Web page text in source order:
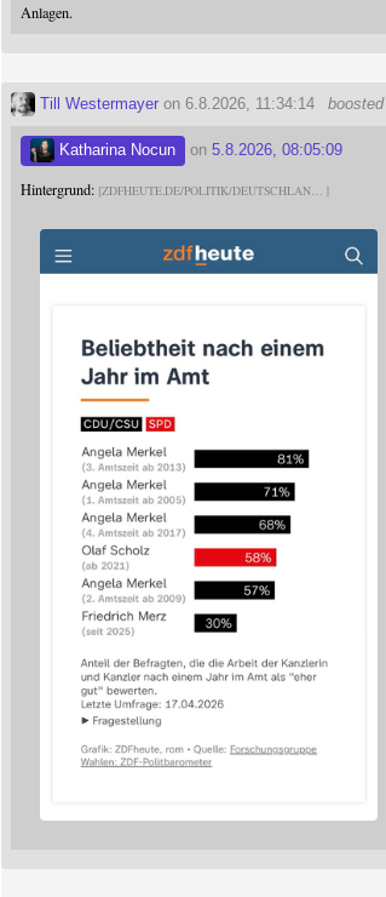
Anlagen.
boosted
Till Westermayer on 6.8.2026, 11:34:14
Katharina Nocun on5.8.2026, 08:05:09
Hintergrund: ZDFHEUTE.DE/POLITIK/DEUTSCHLAN